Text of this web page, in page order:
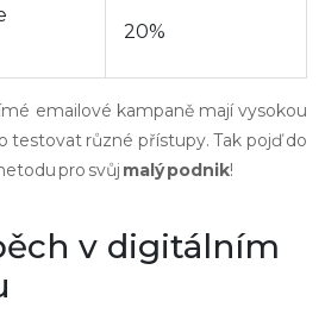
20%
emailové kampaně mají vysokou
testovat různé přístupy. Tak pojď do
pro svůj malý podnik!
v digitálním